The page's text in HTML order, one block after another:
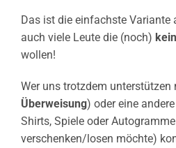
Das ist die einfachste Variante
auch viele Leute die (noch)
wollen!
Wer uns trotzdem unterstützen
Überweisung) oder eine
Shirts, Spiele oder Autogramme
verschenken/losen möchte)